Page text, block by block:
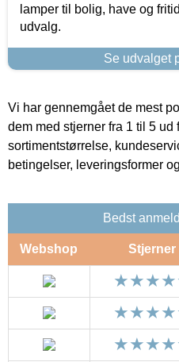
lamper til bolig, have og
udvalg.
Se udvalget
Vi har gennemgået de mest
dem med stjerner fra 1 til 5 ud
sortimentstørrelse,
betingelser, leveringsformer
Bedst
Webshop Stjerner